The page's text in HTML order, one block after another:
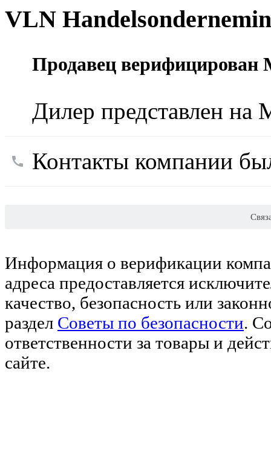
VLN
Продавец верифицирован
Дилер представлен на
Контакты компании
Информация о верификации
адреса предоставляется
качество, безопасность или
раздел Советы по безопасности.
ответственности за товары и
сайте.